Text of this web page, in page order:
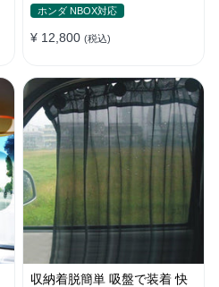
線 UVカット 取付収納便利
ホンダ NBOX対応
¥ 12,800 (税込)
収納着脱簡単 吸盤で装着 快